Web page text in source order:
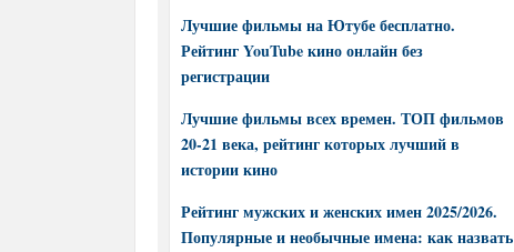
Лучшие фильмы на Ютубе бесплатно.
Рейтинг YouTube кино онлайн без
регистрации
Лучшие фильмы всех времен. ТОП фильмов
20-21 века, рейтинг которых лучший в
истории кино
Рейтинг мужских и женских имен 2025/2026.
Популярные и необычные имена: как назвать